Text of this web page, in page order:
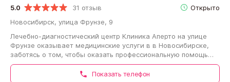
5.0 31 отзыв Открыто
Новосибирск, улица Фрунзе, 9
Лечебно-диагностический центр Клиника Аперто на улице
Фрунзе оказывает медицинские услуги в в Новосибирске,
заботясь о том, чтобы оказать профессиональную помощь
своим пациентам на пути к здоровой…
Показать телефон